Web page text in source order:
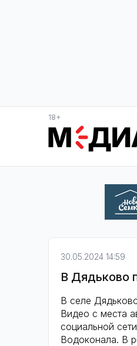
18+
30.05.2024 14:59
В Дядьково
В селе
Видео с места
социальной
Водоконала. В